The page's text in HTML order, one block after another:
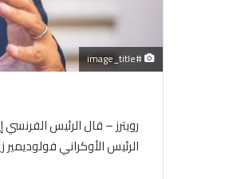
#image_title
رويترز – قال الرئيس الفرنسي
الرئيس الأوكراني